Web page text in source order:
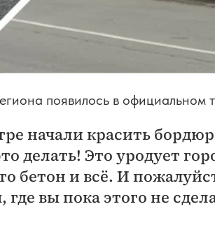
появилось в официальном
начали красить
делать! Это уродует
бетон и всё. И
вы пока этого не